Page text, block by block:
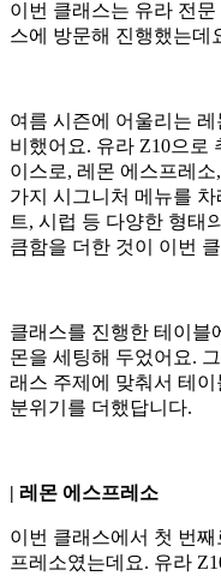
이번 클래스는 유라 전
스에 방문해 진행했는데
여름 시즌에 어울리는
비했어요. 유라 Z10으로
이스로, 레몬 에스프레
가지 시그니처 메뉴를
트, 시럽 등 다양한 형태
큼함을 더한 것이 이번
클래스를 진행한 테이블
몬을 세팅해 두었어요.
래스 주제에 맞춰서 테
분위기를 더했답니다.
| 레몬 에스프레소
이번 클래스에서 첫 번
프레소였는데요. 유라